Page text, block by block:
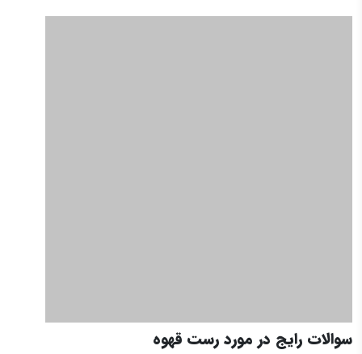
سوالات رایج در مورد رست قهوه